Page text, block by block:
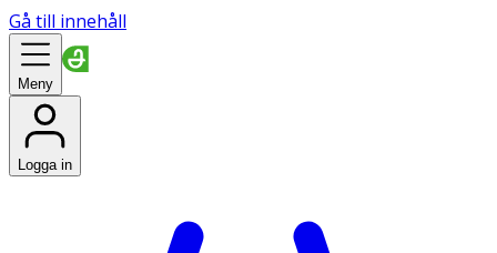
Gå till innehåll
Meny
Logga in